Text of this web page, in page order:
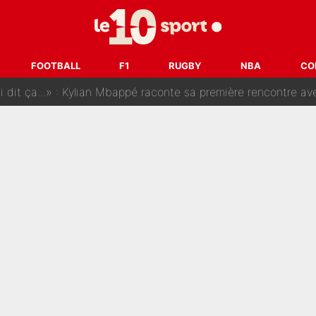
FOOTBALL F1 RUGBY NBA
les inséparables Kylian Mbappé et Achraf Hakimi
ses vacances, la star du XV de France a perdu sa
ça...» : Kylian Mbappé raconte sa première rencontre avec